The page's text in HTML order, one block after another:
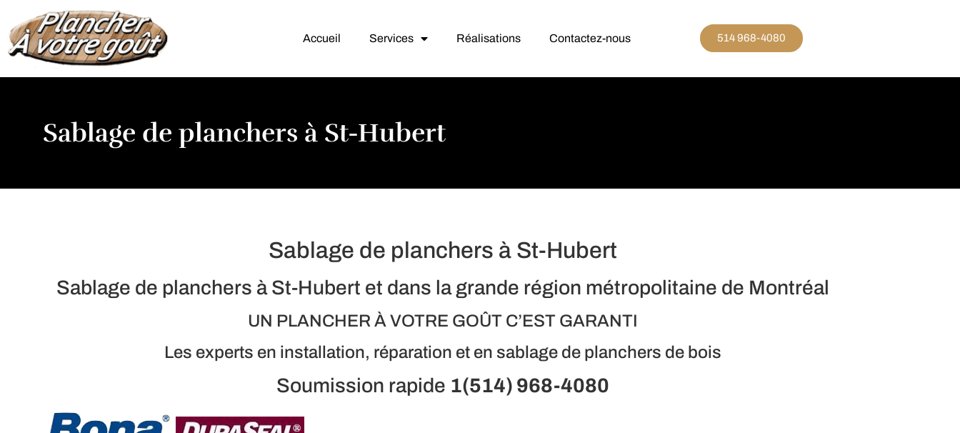
Accueil Services Réalisations Contactez-nous 514 968-4080
Sablage de planchers à St-Hubert
Sablage de planchers à St-Hubert
Sablage de planchers à St-Hubert et dans la grande région métropolitaine de Montréal
UN PLANCHER À VOTRE GOÛT C’EST GARANTI
Les experts en installation, réparation et en sablage de planchers de bois
Soumission rapide 1(514) 968-4080